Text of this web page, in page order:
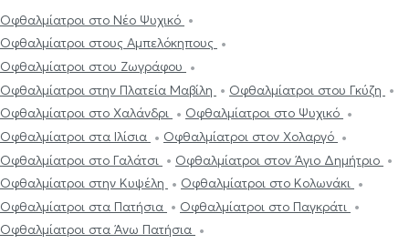
Οφθαλμίατροι στο Νέο Ψυχικό
Οφθαλμίατροι στους Αμπελόκηπους
Οφθαλμίατροι στου Ζωγράφου
Οφθαλμίατροι στην Πλατεία Μαβίλη
Οφθαλμίατροι στου Γκύζη
Οφθαλμίατροι στο Χαλάνδρι
Οφθαλμίατροι στο Ψυχικό
Οφθαλμίατροι στα Ιλίσια
Οφθαλμίατροι στον Χολαργό
Οφθαλμίατροι στο Γαλάτσι
Οφθαλμίατροι στον Άγιο Δημήτριο
Οφθαλμίατροι στην Κυψέλη
Οφθαλμίατροι στο Κολωνάκι
Οφθαλμίατροι στα Πατήσια
Οφθαλμίατροι στο Παγκράτι
Οφθαλμίατροι στα Άνω Πατήσια